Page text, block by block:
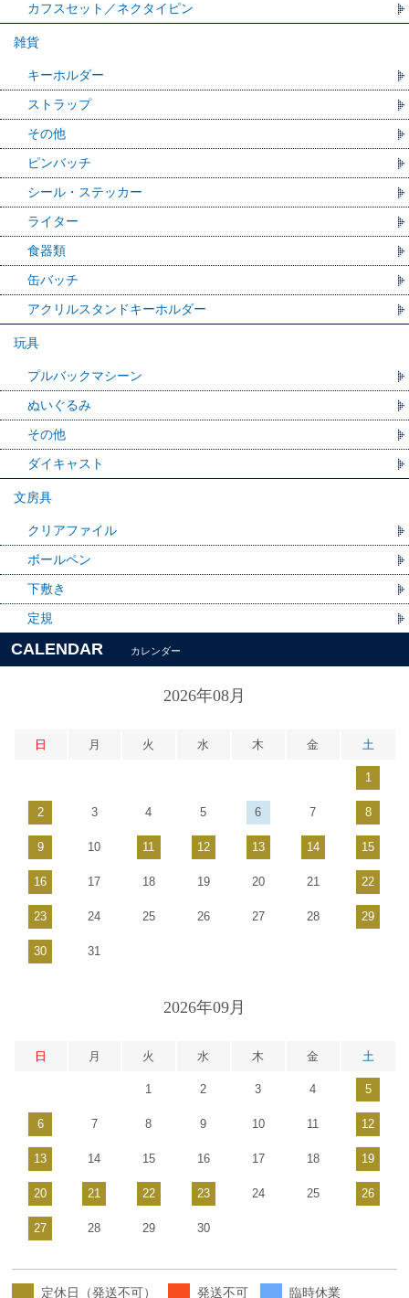
カフスセット／ネクタイピン
雑貨
キーホルダー
ストラップ
その他
ピンバッチ
シール・ステッカー
ライター
食器類
缶バッチ
アクリルスタンドキーホルダー
玩具
プルバックマシーン
ぬいぐるみ
その他
ダイキャスト
文房具
クリアファイル
ボールペン
下敷き
定規
CALENDAR カレンダー
2026年08月
日 月 火 水 木 金 土
1
2 3 4 5 6 7 8
9 10 11 12 13 14 15
16 17 18 19 20 21 22
23 24 25 26 27 28 29
30 31
2026年09月
日 月 火 水 木 金 土
1 2 3 4 5
6 7 8 9 10 11 12
13 14 15 16 17 18 19
20 21 22 23 24 25 26
27 28 29 30
定休日（発送不可） 発送不可 臨時休業